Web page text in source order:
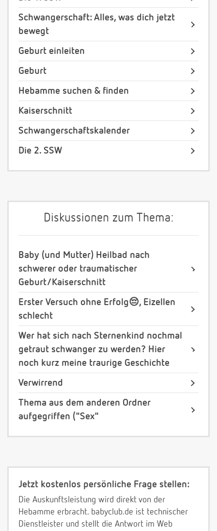
Schwangerschaft: Alles, was dich jetzt
bewegt
Geburt einleiten
Geburt
Hebamme suchen & finden
Kaiserschnitt
Schwangerschaftskalender
Die 2. SSW
Diskussionen zum Thema:
Baby (und Mutter) Heilbad nach
schwerer oder traumatischer
Geburt/Kaiserschnitt
Erster Versuch ohne Erfolg😔, Eizellen
schlecht
Wer hat sich nach Sternenkind nochmal
getraut schwanger zu werden? Hier
noch kurz meine traurige Geschichte
Verwirrend
Thema aus dem anderen Ordner
aufgegriffen ("Sex"
Jetzt kostenlos persönliche Frage stellen:
Die Auskunftsleistung wird direkt von der
Hebamme erbracht. babyclub.de ist technischer
Dienstleister und stellt die Antwort im Web